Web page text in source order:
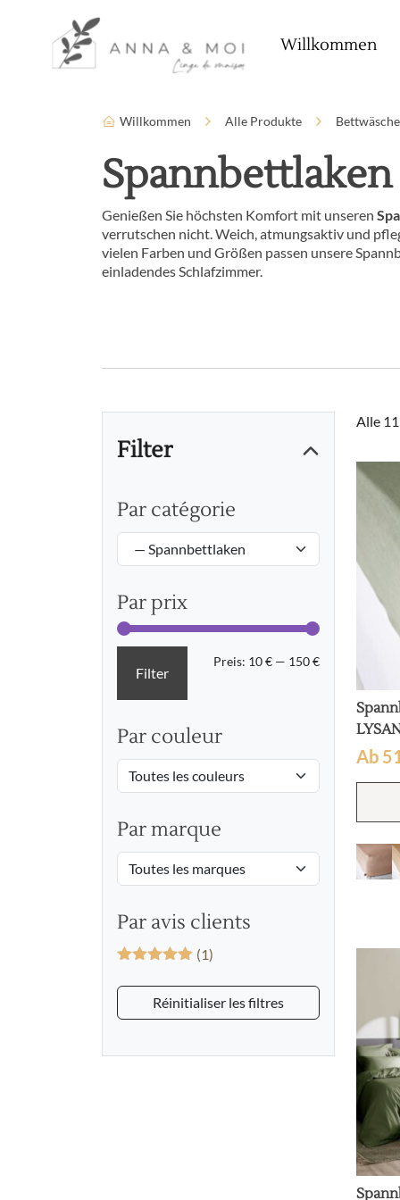
Zugänglichkeitsparameter
Willkommen
Willkommen Alle Produkte Bettwäsche
Spannbettlaken
Genießen Sie höchsten Komfort mit unseren
verrutschen nicht. Weich, atmungsaktiv und
vielen Farben und Größen passen unsere
einladendes Schlafzimmer.
Filter
Par catégorie
Par prix
Min.
Max.
Filter
Preis: 10 € — 150 €
Par couleur
Par marque
Par avis clients
5von 5
(1)
Réinitialiser les filtres
Alle
Ab